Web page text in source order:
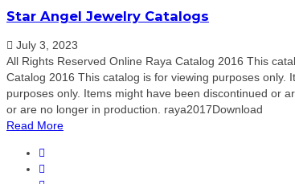
Star Angel Jewelry Catalogs
July 3, 2023
All Rights Reserved Online Raya Catalog 2016 This
Catalog 2016 This catalog is for viewing purposes
purposes only. Items might have been discontinued or
or are no longer in production. raya2017Download
Read More